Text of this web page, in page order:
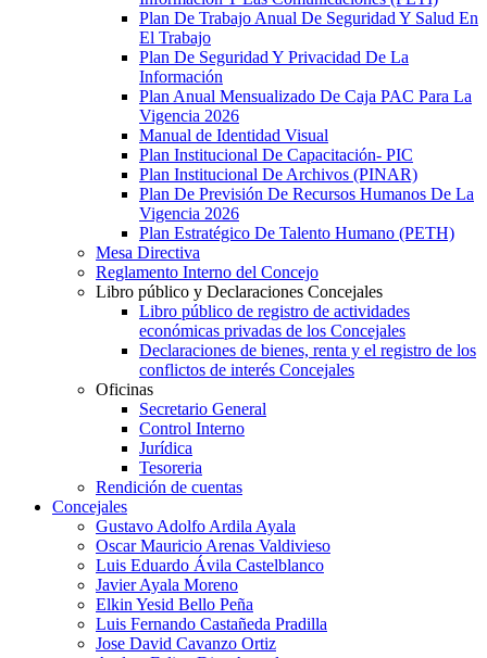
Plan De Trabajo Anual De Seguridad Y Salud En
El Trabajo
Plan De Seguridad Y Privacidad De La
Información
Plan Anual Mensualizado De Caja PAC Para La
Vigencia 2026
Manual de Identidad Visual
Plan Institucional De Capacitación- PIC
Plan Institucional De Archivos (PINAR)
Plan De Previsión De Recursos Humanos De La
Vigencia 2026
Plan Estratégico De Talento Humano (PETH)
Mesa Directiva
Reglamento Interno del Concejo
Libro público y Declaraciones Concejales
Libro público de registro de actividades
económicas privadas de los Concejales
Declaraciones de bienes, renta y el registro de los
conflictos de interés Concejales
Oficinas
Secretario General
Control Interno
Jurídica
Tesoreria
Rendición de cuentas
Concejales
Gustavo Adolfo Ardila Ayala
Oscar Mauricio Arenas Valdivieso
Luis Eduardo Ávila Castelblanco
Javier Ayala Moreno
Elkin Yesid Bello Peña
Luis Fernando Castañeda Pradilla
Jose David Cavanzo Ortiz